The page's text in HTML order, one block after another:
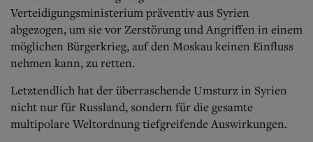
Verteidigungsministerium präventiv aus Syrien
abgezogen, um sie vor Zerstörung und Angriffen in einem
möglichen Bürgerkrieg, auf den Moskau keinen Einfluss
nehmen kann, zu retten.
Letztendlich hat der überraschende Umsturz in Syrien
nicht nur für Russland, sondern für die gesamte
multipolare Weltordnung tiefgreifende Auswirkungen.